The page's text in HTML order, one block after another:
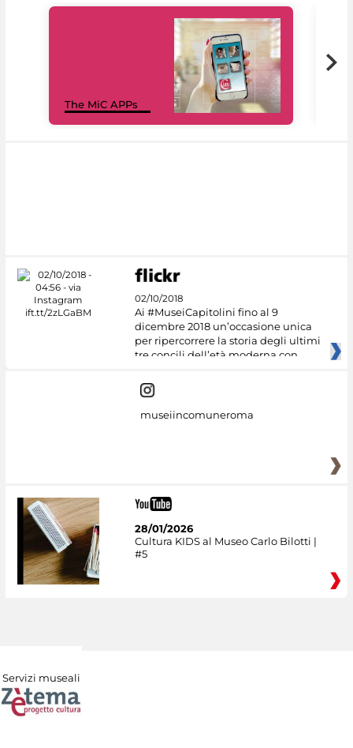
The MiC APPs
02/10/2018
Ai #MuseiCapitolini fino al 9
dicembre 2018 un’occasione unica
per ripercorrere la storia degli ultimi
tre concili dell’età moderna con
museiincomuneroma
28/01/2026
Cultura KIDS al Museo Carlo Bilotti |
#5
Servizi museali